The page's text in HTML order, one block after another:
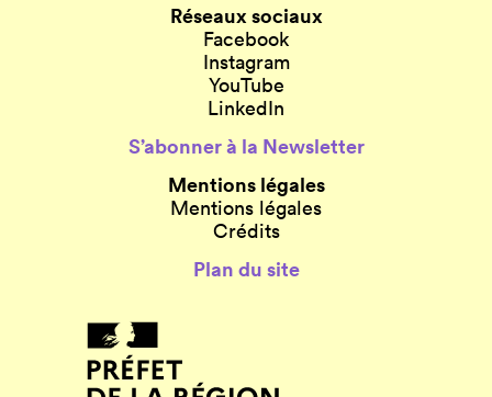
Réseaux sociaux
Facebook
Instagram
YouTube
LinkedIn
S’abonner à la Newsletter
Mentions légales
Mentions légales
Crédits
Plan du site